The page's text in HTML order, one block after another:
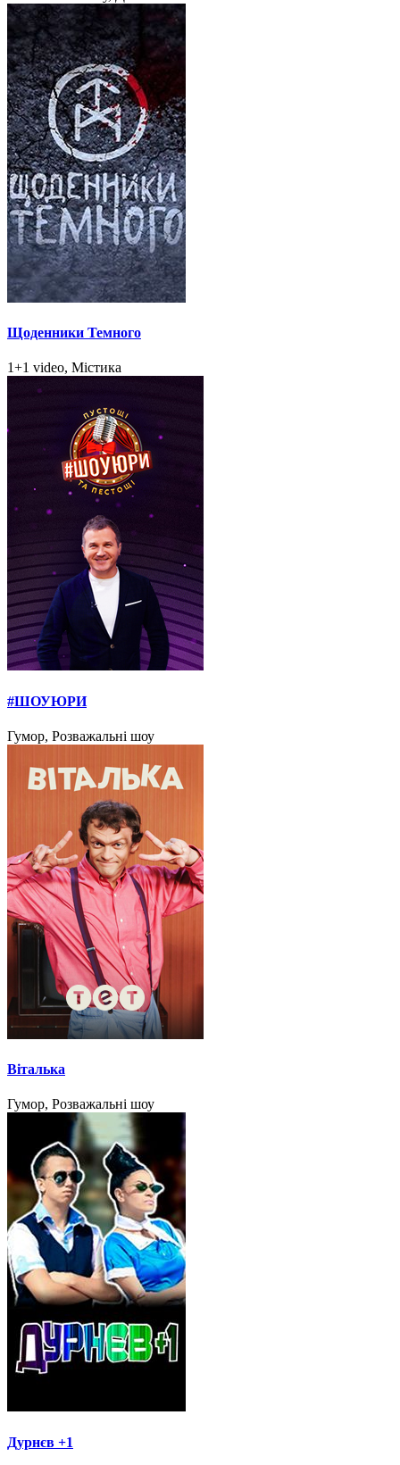
Щоденники Темного
1+1 video, Містика
#ШОУЮРИ
Гумор, Розважальні шоу
Віталька
Гумор, Розважальні шоу
Дурнєв +1